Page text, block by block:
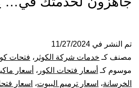
تم النشر في 11/27/2024
مصنف كـ خدمات شركة الكوثر ، فتحات
موسوم كـ أسعار فتحات الكور ، أسعار
الخرسانة، اسعار ترميم البيوت، اسعار